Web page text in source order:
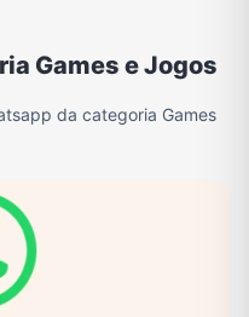
Games e Jogos
da categoria Games